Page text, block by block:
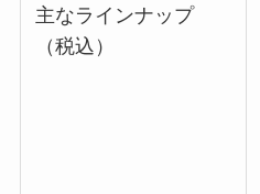
主なラインナップ
（税込）